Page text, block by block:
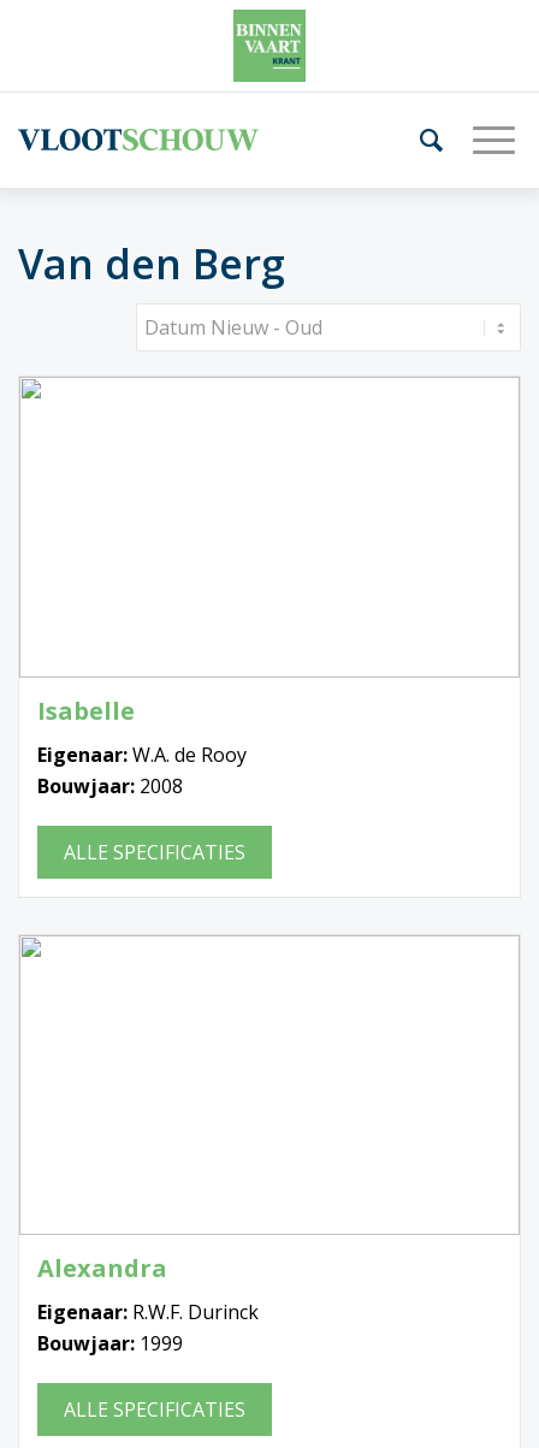
Van den Berg
Isabelle
Eigenaar:W.A. de Rooy
Bouwjaar: 2008
ALLE SPECIFICATIES
Alexandra
Eigenaar: R.W.F. Durinck
Bouwjaar: 1999
ALLE SPECIFICATIES